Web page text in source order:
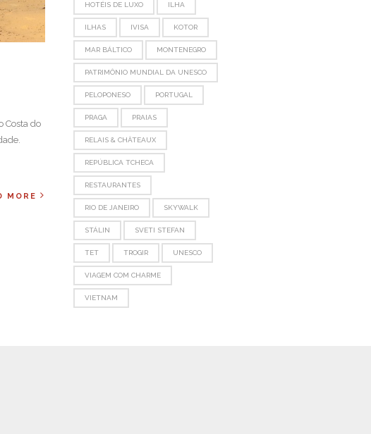
Costa do
MORE
HOTÉIS DE LUXO ILHA
ILHAS IVISA KOTOR
MAR BÁLTICO MONTENEGRO
PATRIMÔNIO MUNDIAL DA UNESCO
PELOPONESO PORTUGAL
PRAGA PRAIAS
RELAIS & CHÂTEAUX
REPÚBLICA TCHECA
RESTAURANTES
RIO DE JANEIRO SKYWALK
STÁLIN SVETI STEFAN
TET TROGIR UNESCO
VIAGEM COM CHARME
VIETNAM